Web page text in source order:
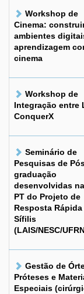
Workshop de
Cinema:
ambientes
aprendizagem
cinema
Workshop de
Integração entre
ConquerX
Seminário de
Pesquisas de
graduação
desenvolvidas
PT do Projeto de
Resposta Rápida
Sífilis
(LAIS/NESC/
Gestão de
Próteses e
Especiais